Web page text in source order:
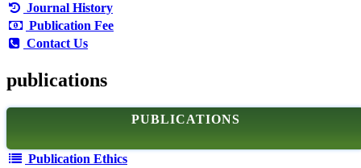
Journal History
Publication Fee
Contact Us
publications
PUBLICATIONS
Publication Ethics